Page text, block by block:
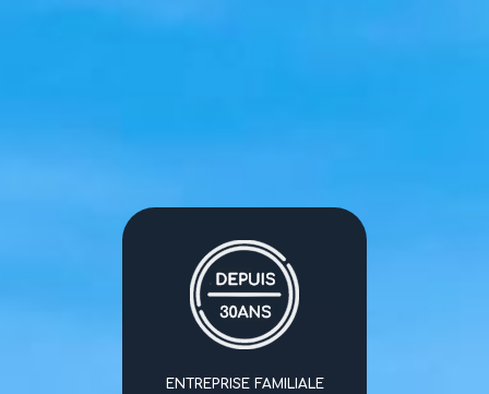
ENTREPRISE FAMILIALE